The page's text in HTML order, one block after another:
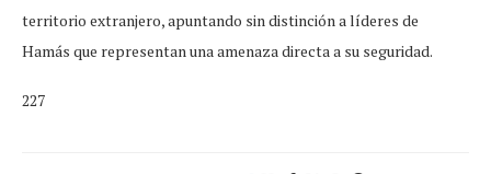
territorio extranjero, apuntando sin distinción a líderes de
Hamás que representan una amenaza directa a su seguridad.
227